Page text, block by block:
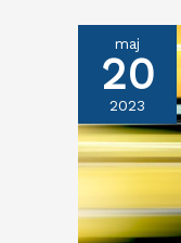
maj
20
2023